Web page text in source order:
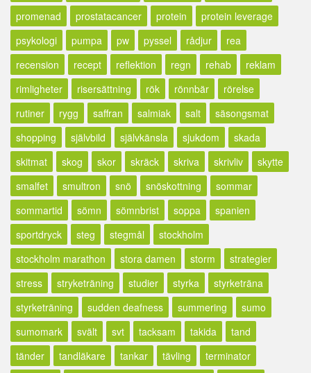
promenad
prostatacancer protein
protein leverage
psykologi
pumpa pw pyssel rådjur
rea
recension
recept reflektion regn rehab
reklam
rimligheter
risersättning rök rönnbär
rörelse
rutiner
rygg saffran salmiak salt
säsongsmat
shopping
självbild självkänsla sjukdom
skada
skitmat
skog skor skräck skriva skrivliv
skytte
smalfet
smultron snö snöskottning
sommar
sommartid
sömn sömnbrist soppa
spanien
sportdryck
steg stegmål
stockholm
stockholm marathon
stora damen storm
strategier
stress
stryketräning studier styrka
styrketräna
styrketräning
sudden deafness summering
sumo
sumomark
svält svt tacksam takida
tand
tänder
tandläkare tankar tävling
terminator